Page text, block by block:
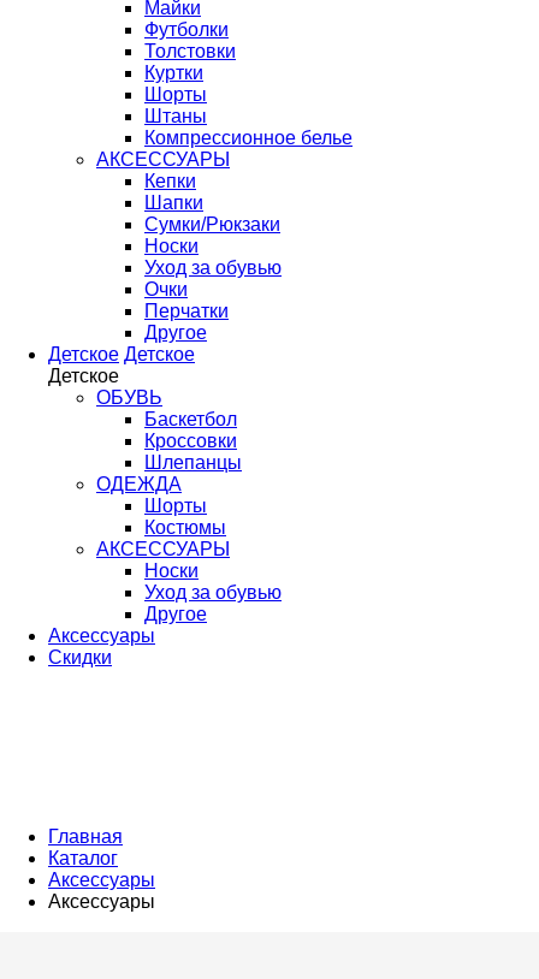
Майки
Футболки
Толстовки
Куртки
Шорты
Штаны
Компрессионное белье
АКСЕССУАРЫ
Кепки
Шапки
Сумки/Рюкзаки
Носки
Уход за обувью
Очки
Перчатки
Другое
Детское Детское
Детское
ОБУВЬ
Баскетбол
Кроссовки
Шлепанцы
ОДЕЖДА
Шорты
Костюмы
АКСЕССУАРЫ
Носки
Уход за обувью
Другое
Аксессуары
Скидки
Главная
Каталог
Аксессуары
Аксессуары